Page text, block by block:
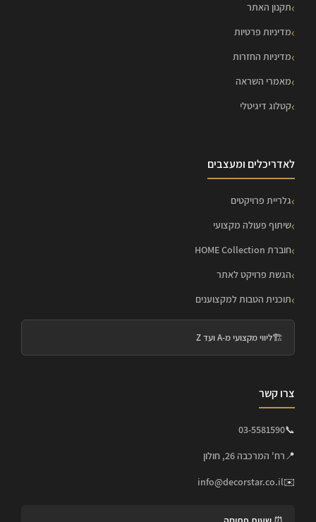
תקנון האתר
מדיניות פרטיות
מדיניות החזרות
מאמרי השראה
קטלוג דיגיטלי
לאדריכלים ומעצבים
גלריית פרויקטים
שיתוף פעולה מקצועי
חוברת HOME Collection
הגשת פרויקט לאתר
תוכנית הטבות למקצוענים
🏗️ליווי מקצועי מ-A ועד Z
צרו קשר
📞
03-5581590
📍רח' המרכבה 26, חולון
✉️
info@decorstar.co.il